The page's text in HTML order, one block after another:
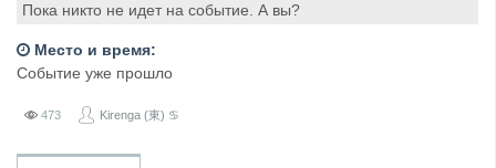
Пока никто не идет на событие. А вы?
Место и время:
Событие уже прошло
473 Kirenga (東) ♋